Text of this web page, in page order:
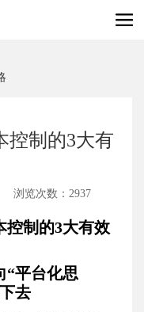
控制的3大有
浏览次数：2937
控制的3大有效
“平台化思
去